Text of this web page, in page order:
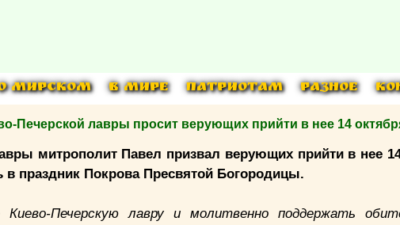
МИРСКОМ В МИРЕ ПАТРИОТАМ РАЗНОЕ
лавры просит верующих прийти в нее 14
митрополит Павел призвал верующих прийти в нее
праздник Покрова Пресвятой Богородицы.
Печерскую лавру и молитвенно поддержать